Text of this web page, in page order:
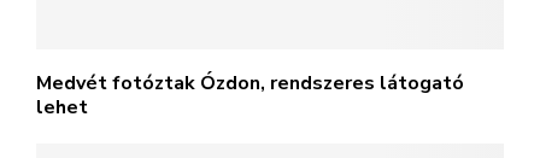
Medvét fotóztak Ózdon, rendszeres látogató
lehet